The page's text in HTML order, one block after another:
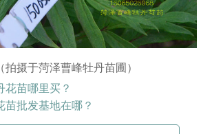
摄于菏泽曹峰牡丹苗圃）
花苗哪里买？
苗批发基地在哪？